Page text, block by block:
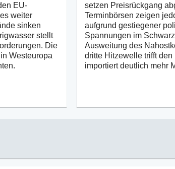
EU-
weiter
sinken
stellt
Die
Westeuropa
setzen Preisrückgang
Terminbörsen zeigen
aufgrund gestiegener
Spannungen im
Ausweitung des
dritte Hitzewelle trifft den
importiert deutlich mehr